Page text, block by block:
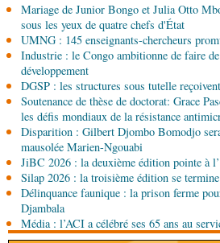
SociétéAssainissement et
les Nations unies réitèrent leur
07-08-2026 11:03
SportFootball, le week-end des
des Congolais de la diaspora en
(matches aller du 3e tour)
07-08-2026 10:15
Afrique-MondeAfrique de
numérique inventent une nouvelle
Sport Nzango: Sylvie Malonga
bureau exécutif d’Afis sport
Mariage de Junior Bongo et Julia Otto
sous les yeux de quatre chefs d'État
UMNG : 145 enseignants-chercheurs
Industrie : le Congo ambitionne de faire
développement
DGSP : les structures sous tutelle
Soutenance de thèse de doctorat: Grace
les défis mondiaux de la résistance
Disparition : Gilbert Djombo Bomodjo
mausolée Marien-Ngouabi
JiBC 2026 : la deuxième édition pointe à
Silap 2026 : la troisième édition se termine
Délinquance faunique : la prison ferme
Djambala
Média : l’ACI a célébré ses 65 ans au